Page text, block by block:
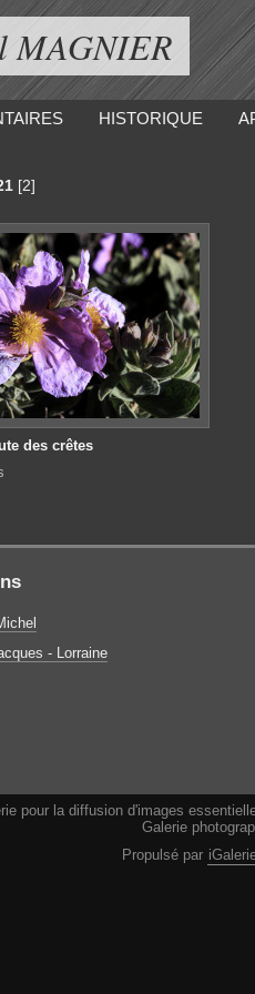
MAGNIER
HISTORIQUE
[2]
des crêtes
- Lorraine
pour la diffusion d'images
Galerie
Propulsé par